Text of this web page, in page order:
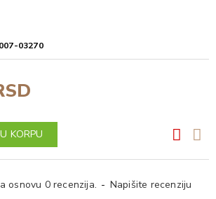
osnovu 0 recenzija. - Napišite recenziju
03270
KORPU